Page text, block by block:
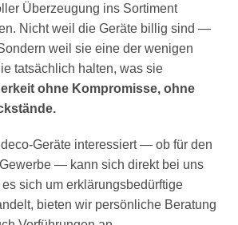
Überzeugung ins Sortiment
Nicht weil die Geräte billig sind —
weil sie eine der wenigen
tatsächlich halten, was sie
ohne Kompromisse, ohne
Geräte interessiert — ob für den
— kann sich direkt bei uns
sich um erklärungsbedürftige
bieten wir persönliche Beratung